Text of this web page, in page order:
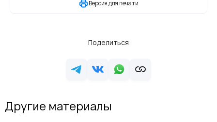
Версия для печати
Поделиться
Другие материалы